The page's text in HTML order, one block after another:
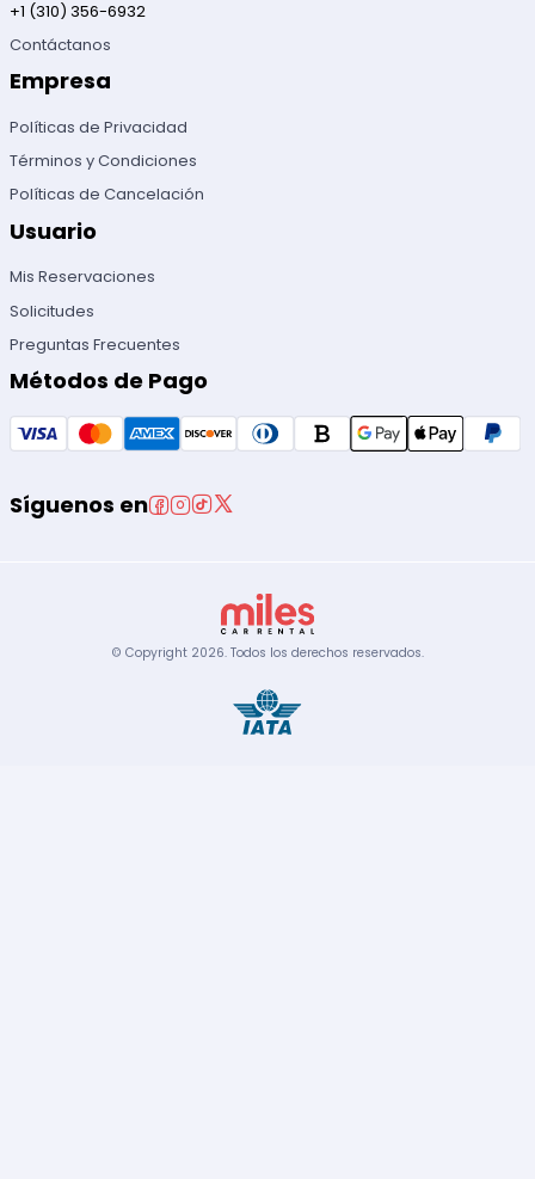
+1 (310) 356-6932
Contáctanos
Empresa
Políticas de Privacidad
Términos y Condiciones
Políticas de Cancelación
Usuario
Mis Reservaciones
Solicitudes
Preguntas Frecuentes
Métodos de Pago
Síguenos en
© Copyright 2026. Todos los derechos reservados.